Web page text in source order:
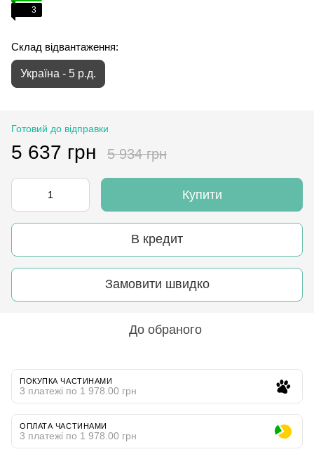
3
Склад відвантаження:
Україна - 5 р.д.
Готовий до відправки
5 637 грн 5 934 грн
Купити
В кредит
Замовити швидко
До обраного
ПОКУПКА ЧАСТИНАМИ
3 платежі по 1 978.00 грн
ОПЛАТА ЧАСТИНАМИ
3 платежі по 1 978.00 грн